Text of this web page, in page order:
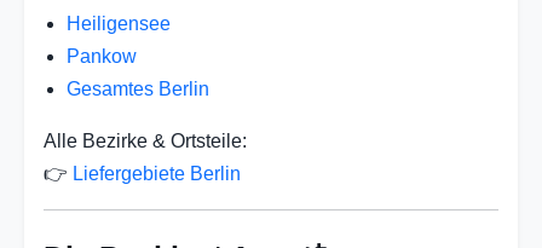
Heiligensee
Pankow
Gesamtes Berlin
Alle Bezirke & Ortsteile:
👉 Liefergebiete Berlin